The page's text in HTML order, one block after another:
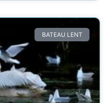
BATEAU LENT